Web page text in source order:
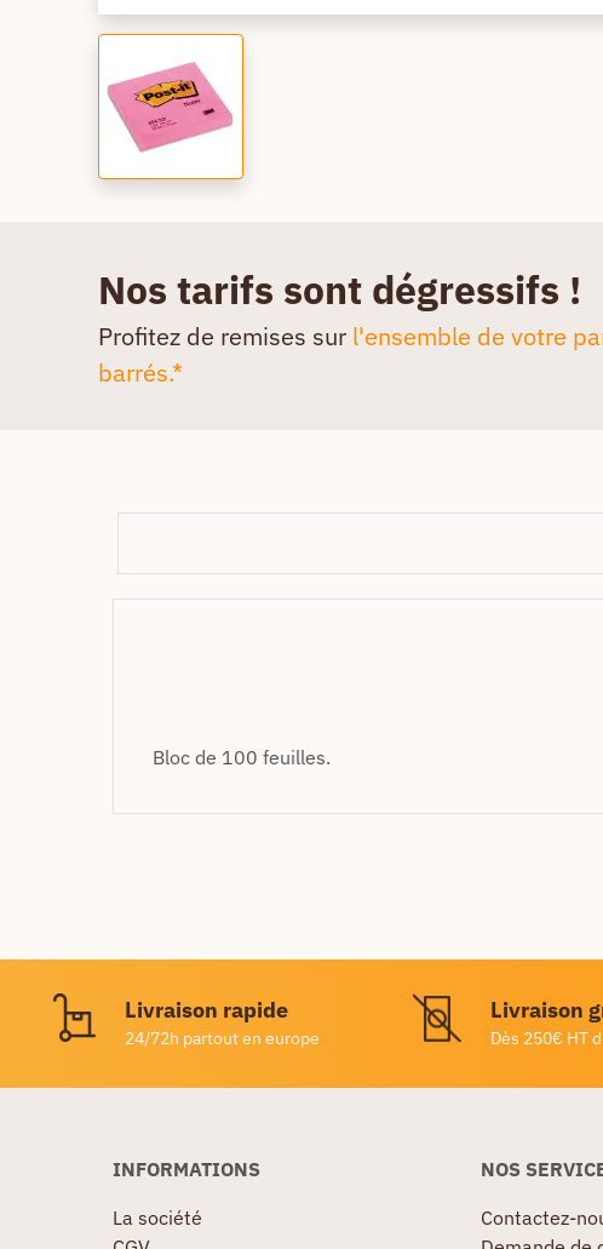
Nos tarifs sont dégressifs !
Profitez de remises sur l'ensemble de votre
barrés.*
Bloc de 100 feuilles.
Livraison rapide
24/72h partout en europe
Livraison
Dès 250€ HT
INFORMATIONS
La société
NOS
Contactez-